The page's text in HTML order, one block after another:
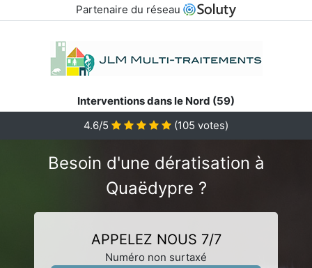
Partenaire du réseau
Interventions dans le Nord (59)
4.6/5 (105 votes)
Besoin d'une dératisation à
Quaëdypre ?
APPELEZ NOUS 7/7
Numéro non surtaxé